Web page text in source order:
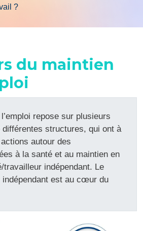
?
du maintien
repose sur plusieurs
structures, qui ont à
autour des
à la santé et au maintien en
indépendant. Le
est au cœur du